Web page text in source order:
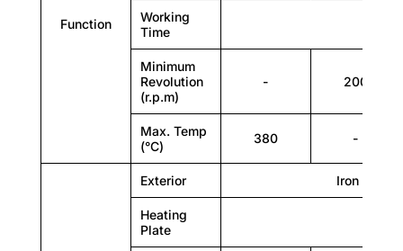
Motor
Function
Working
Time
Minimum
Revolution
(r.p.m)
- 200
Max. Temp
(°C)
380 -
Exterior Iron plate
Heating
Plate